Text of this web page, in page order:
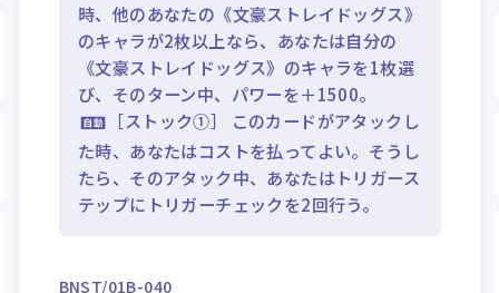
時、他のあなたの《文豪ストレイドッグス》
のキャラが2枚以上なら、あなたは自分の
《文豪ストレイドッグス》のキャラを1枚選
び、そのターン中、パワーを＋1500。
［ストック①］ このカードがアタックし
た時、あなたはコストを払ってよい。そうし
たら、そのアタック中、あなたはトリガース
テップにトリガーチェックを2回行う。
BNST/01B-040